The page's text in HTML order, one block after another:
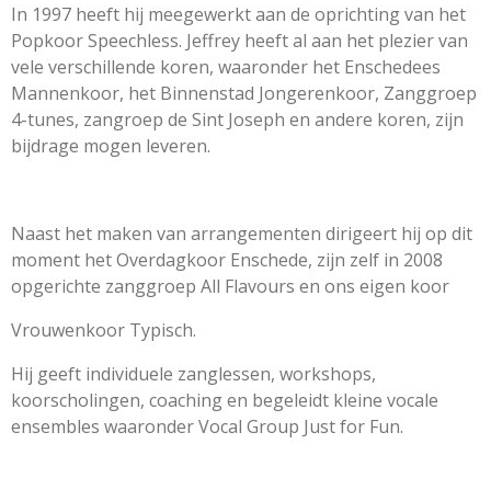
In 1997 heeft hij meegewerkt aan de oprichting van het
Popkoor Speechless. Jeffrey heeft al aan het plezier van
vele verschillende koren, waaronder het Enschedees
Mannenkoor, het Binnenstad Jongerenkoor, Zanggroep
4-tunes, zangroep de Sint Joseph en andere koren, zijn
bijdrage mogen leveren.
Naast het maken van arrangementen dirigeert hij op dit
moment het Overdagkoor Enschede, zijn zelf in 2008
opgerichte zanggroep All Flavours en ons eigen koor
Vrouwenkoor Typisch.
Hij geeft individuele zanglessen, workshops,
koorscholingen, coaching en begeleidt kleine vocale
ensembles waaronder Vocal Group Just for Fun.